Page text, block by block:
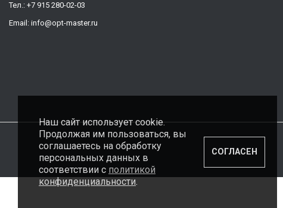
Тел.: +7 915 280-02-03
Email: info@opt-master.ru
Наш сайт использует cookie.
Продолжая им пользоваться, вы
соглашаетесь на обработку
персональных данных в
соответствии с политикой
конфиденциальности.
СОГЛАСЕН